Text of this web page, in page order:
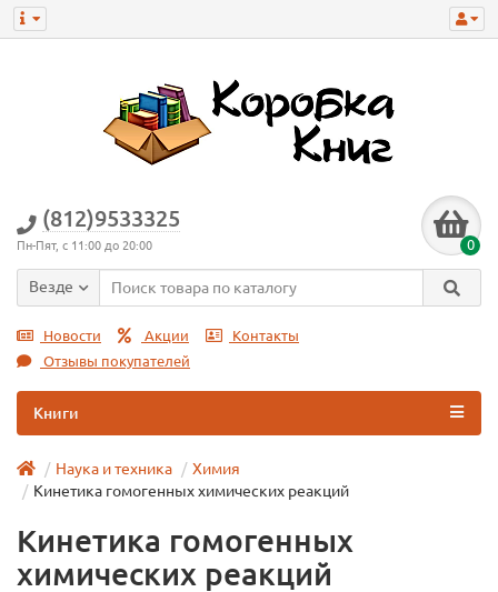
(812)9533325
Пн-Пят, с 11:00 до 20:00 0
Везде
Новости Акции
Контакты
Отзывы покупателей
Книги
Наука и техника
Химия
Кинетика гомогенных химических реакций
Кинетика гомогенных
химических реакций